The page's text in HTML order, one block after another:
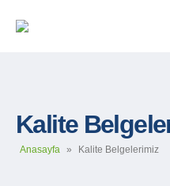
Kalite
Anasayfa » Kalite Belgelerimiz